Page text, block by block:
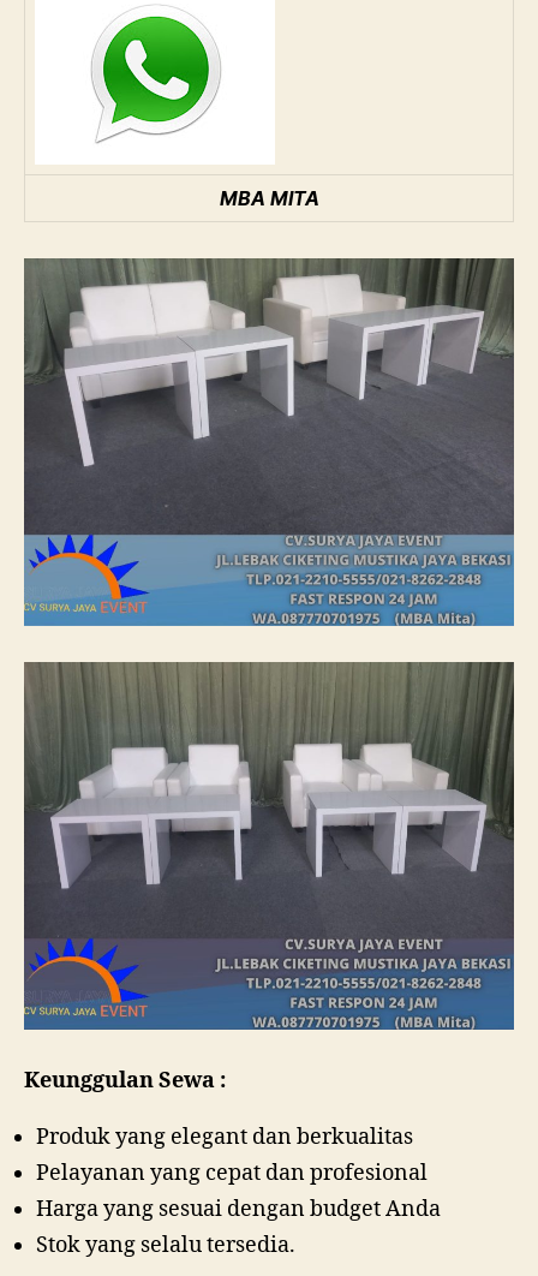
MBA MITA
Keunggulan Sewa :
Produk yang elegant dan berkualitas
Pelayanan yang cepat dan profesional
Harga yang sesuai dengan budget Anda
Stok yang selalu tersedia.